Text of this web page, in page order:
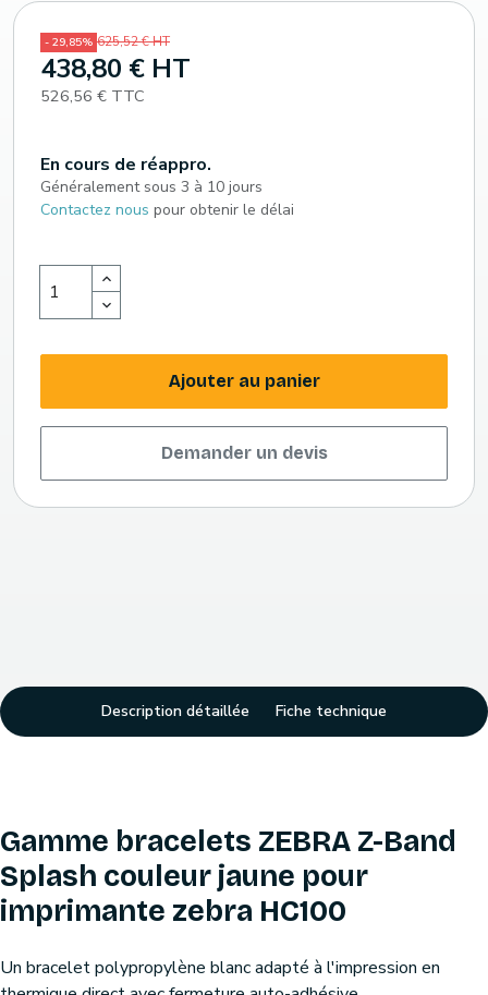
- 29,85% 625,52 € HT
438,80 € HT
526,56 € TTC
En cours de réappro.
Généralement sous 3 à 10 jours
Contactez nous pour obtenir le délai
Ajouter au panier
Demander un devis
Description détaillée Fiche technique
Gamme bracelets ZEBRA Z-Band
Splash couleur jaune pour
imprimante zebra HC100
Un bracelet polypropylène blanc adapté à l'impression en